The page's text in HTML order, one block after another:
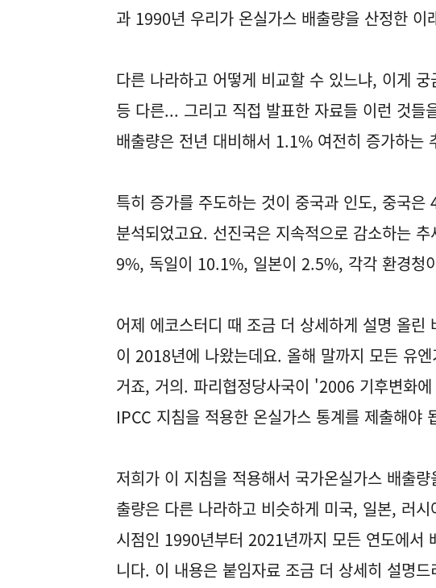
과 1990년 우리가 온실가스 배출량을 산정한 이
다른 나라하고 어떻게 비교할 수 있느냐, 이게
등 다른... 그리고 직접 발표한 자료들 이런 것들
배출량은 전년 대비해서 1.1% 여전히 증가하는
특히 증가를 주도하는 것이 중국과 인도, 중국
분석되었고요. 선진국은 지속적으로 감소하는
9%, 독일이 10.1%, 일본이 2.5%, 각각 환경청
어제 에코스터디 때 조금 더 상세하게 설명 올린
이 2018년에 나왔는데요. 올해 말까지 모든 유
거죠, 거의. 파리협정당사국이 '2006 기후변화
IPCC 지침을 적용한 온실가스 통계를 제출해야
저희가 이 지침을 적용해서 국가온실가스 배출
출량은 다른 나라하고 비슷하게 미국, 일본, 러
시점인 1990년부터 2021년까지 모든 연도에서
니다. 이 내용은 붙임자료 조금 더 상세히 설명드